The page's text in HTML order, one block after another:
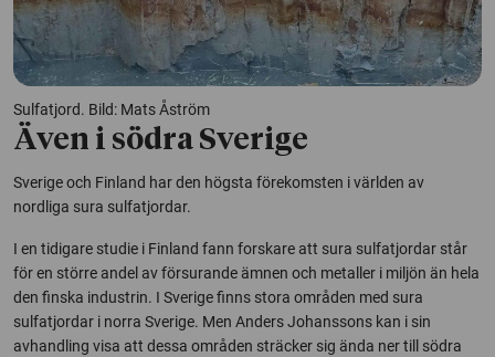
Sulfatjord. Bild: Mats Åström
Även i södra Sverige
Sverige och Finland har den högsta förekomsten i världen av
nordliga sura sulfatjordar.
I en tidigare studie i Finland fann forskare att sura sulfatjordar står
för en större andel av försurande ämnen och metaller i miljön än hela
den finska industrin. I Sverige finns stora områden med sura
sulfatjordar i norra Sverige. Men Anders Johanssons kan i sin
avhandling visa att dessa områden sträcker sig ända ner till södra